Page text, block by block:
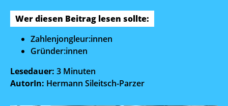
Wer diesen Beitrag lesen sollte:
Zahlenjongleur:innen
Gründer:innen
Lesedauer: 3 Minuten
AutorIn: Hermann Sileitsch-Parzer